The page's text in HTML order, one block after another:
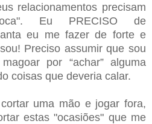
relacionamentos precisam
Eu PRECISO de
eu me fazer de forte e
Preciso assumir que sou
por “achar” alguma
coisas que deveria calar.
uma mão e jogar fora,
estas "ocasiões" que me